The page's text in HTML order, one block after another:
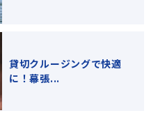
貸切クルージングで快適
に！幕張...